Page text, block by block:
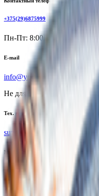
+375(29)6875999
Пн-Пт: 8:00 - 17:00
E-mail
info@yoda.by
Не для электронных
Тех. поддержка
support@yoda.by
Мы в соцсетях